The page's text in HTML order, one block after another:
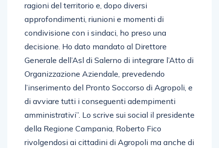
ragioni del territorio e, dopo diversi
approfondimenti, riunioni e momenti di
condivisione con i sindaci, ho preso una
decisione. Ho dato mandato al Direttore
Generale dell’Asl di Salerno di integrare l’Atto di
Organizzazione Aziendale, prevedendo
l’inserimento del Pronto Soccorso di Agropoli, e
di avviare tutti i conseguenti adempimenti
amministrativi”. Lo scrive sui social il presidente
della Regione Campania, Roberto Fico
rivolgendosi ai cittadini di Agropoli ma anche di